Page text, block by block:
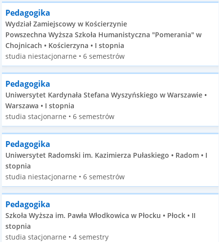
Pedagogika
Wydział Zamiejscowy w Kościerzynie
Powszechna Wyższa Szkoła Humanistyczna "Pomerania" w
Chojnicach • Kościerzyna • I stopnia
studia niestacjonarne • 6 semestrów
Pedagogika
Uniwersytet Kardynała Stefana Wyszyńskiego w Warszawie •
Warszawa • I stopnia
studia stacjonarne • 6 semestrów
Pedagogika
Uniwersytet Radomski im. Kazimierza Pułaskiego • Radom • I
stopnia
studia niestacjonarne • 6 semestrów
Pedagogika
Szkoła Wyższa im. Pawła Włodkowica w Płocku • Płock • II
stopnia
studia stacjonarne • 4 semestry